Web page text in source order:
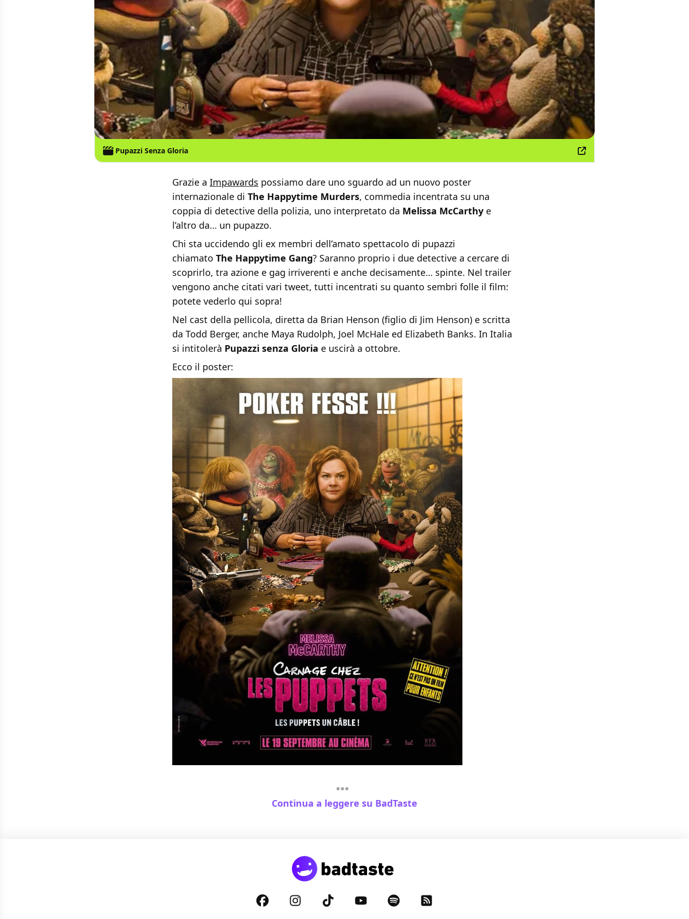
Pupazzi Senza Gloria
Grazie a Impawards possiamo dare uno sguardo ad un nuovo poster
internazionale di The Happytime Murders, commedia incentrata su una
coppia di detective della polizia, uno interpretato da Melissa McCarthy e
l’altro da… un pupazzo.
Chi sta uccidendo gli ex membri dell’amato spettacolo di pupazzi
chiamato The Happytime Gang? Saranno proprio i due detective a cercare di
scoprirlo, tra azione e gag irriverenti e anche decisamente… spinte. Nel trailer
vengono anche citati vari tweet, tutti incentrati su quanto sembri folle il film:
potete vederlo qui sopra!
Nel cast della pellicola, diretta da Brian Henson (figlio di Jim Henson) e scritta
da Todd Berger, anche Maya Rudolph, Joel McHale ed Elizabeth Banks. In Italia
si intitolerà Pupazzi senza Gloria e uscirà a ottobre.
Ecco il poster:
Continua a leggere su BadTaste